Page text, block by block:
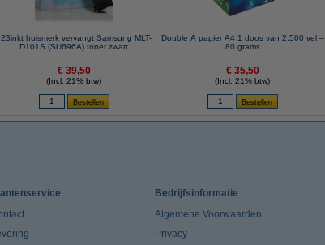
huismerk vervangt Samsung MLT-
D101S (SU696A) toner zwart
€ 39,50
(Incl. 21% btw)
Double A papier A4 1 doos van 2.500 vel –
80 grams
€ 35,50
(Incl. 21% btw)
Bedrijfsinformatie
Algemene Voorwaarden
Privacy